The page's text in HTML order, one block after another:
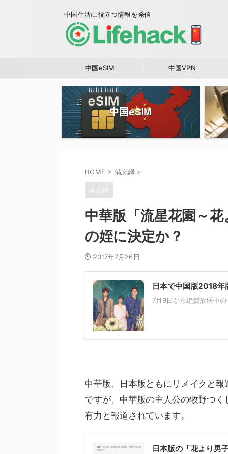
中国生活に役立つ情報を発信
中国eSIM 中国VPN
中国eSIM
HOME > 備忘録 >
備忘録
中華版「流星花園～
の姪に決定か？
2017年7月26日
日本で中国版2018
7月9日から絶賛放送中
中華版、日本版ともにリメイクと
ですが、中華版の主人公の牧野つ
有力と報道されています。
日本版の「花より男